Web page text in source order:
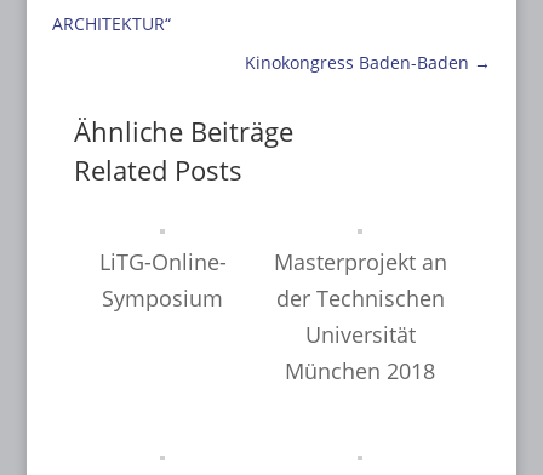
ARCHITEKTUR“
Kinokongress Baden-Baden →
Ähnliche Beiträge
Related Posts
LiTG-Online-
Symposium
Masterprojekt an
der Technischen
Universität
München 2018